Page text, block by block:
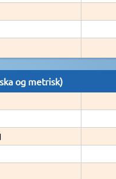
og metrisk)